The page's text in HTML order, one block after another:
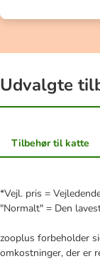
Udvalgte
Tilbehør til katte
*Vejl. pris =
"Normalt" = Den
zooplus forbeholder
omkostninger, der er